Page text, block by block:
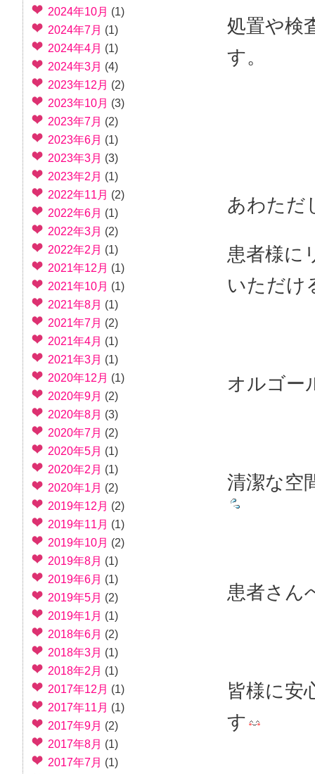
処置や検
す。
あわただ
患者様に
いただけ
オルゴー
清潔な空
患者さん
皆様に安
す
2024年10月 (1)
2024年7月 (1)
2024年4月 (1)
2024年3月 (4)
2023年12月 (2)
2023年10月 (3)
2023年7月 (2)
2023年6月 (1)
2023年3月 (3)
2023年2月 (1)
2022年11月 (2)
2022年6月 (1)
2022年3月 (2)
2022年2月 (1)
2021年12月 (1)
2021年10月 (1)
2021年8月 (1)
2021年7月 (2)
2021年4月 (1)
2021年3月 (1)
2020年12月 (1)
2020年9月 (2)
2020年8月 (3)
2020年7月 (2)
2020年5月 (1)
2020年2月 (1)
2020年1月 (2)
2019年12月 (2)
2019年11月 (1)
2019年10月 (2)
2019年8月 (1)
2019年6月 (1)
2019年5月 (2)
2019年1月 (1)
2018年6月 (2)
2018年3月 (1)
2018年2月 (1)
2017年12月 (1)
2017年11月 (1)
2017年9月 (2)
2017年8月 (1)
2017年7月 (1)